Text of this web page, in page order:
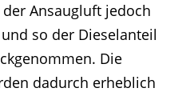
Ansaugluft jedoch
und so der Dieselanteil
Die
dadurch erheblich